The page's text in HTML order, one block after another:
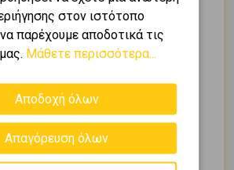
παγίδα
αίσθηση ασφάλειας.
όμως:
προσοχή
κριτήρια
συμβιβασμούς
στον ιστότοπο
παρέχουμε αποδοτικά τις
Μάθετε περισσότερα...
Αποδοχή όλων
Απαγόρευση όλων